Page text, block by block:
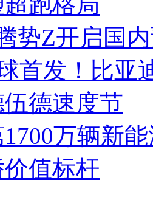
势Z开启国
首发！比亚
德速度节
万辆新
值标杆